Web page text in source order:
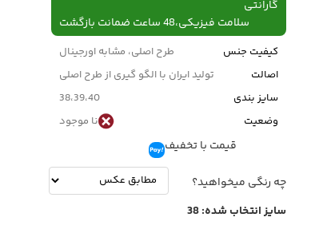
گارانتی
سلامت فیزیکی،48 ساعت ضمانت بازگشت
کیفیت جنس
طرح اصلی، مشابه اورجینال
اصالت
تولید ایران با الگو گیری از طرح اصلی
سایز بندی
38،39،40
وضعیت
نا موجود
قیمت با تخفیف
چه رنگی میخواهید؟
سایز انتخاب شده:38